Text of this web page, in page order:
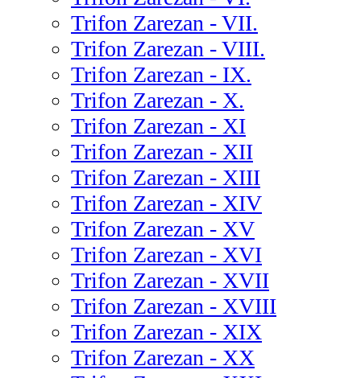
Trifon Zarezan - VII.
Trifon Zarezan - VIII.
Trifon Zarezan - IX.
Trifon Zarezan - X.
Trifon Zarezan - XI
Trifon Zarezan - XII
Trifon Zarezan - XIII
Trifon Zarezan - XIV
Trifon Zarezan - XV
Trifon Zarezan - XVI
Trifon Zarezan - XVII
Trifon Zarezan - XVIII
Trifon Zarezan - XIX
Trifon Zarezan - XX